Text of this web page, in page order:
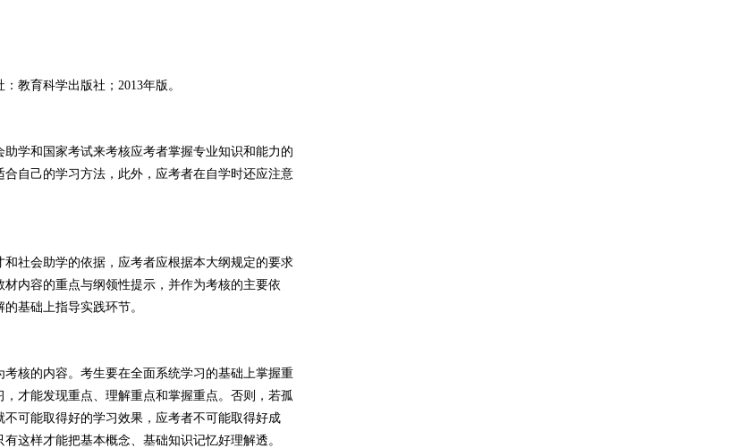
育科学出版社；2013年版。
和国家考试来考核应考者掌握专业知识和能力的
自己的学习方法，此外，应考者在自学时还应注意
会助学的依据，应考者应根据本大纲规定的要求
内容的重点与纲领性提示，并作为考核的主要依
基础上指导实践环节。
的内容。考生要在全面系统学习的基础上掌握重
才能发现重点、理解重点和掌握重点。否则，若孤
可能取得好的学习效果，应考者不可能取得好成
这样才能把基本概念、基础知识记忆好理解透。